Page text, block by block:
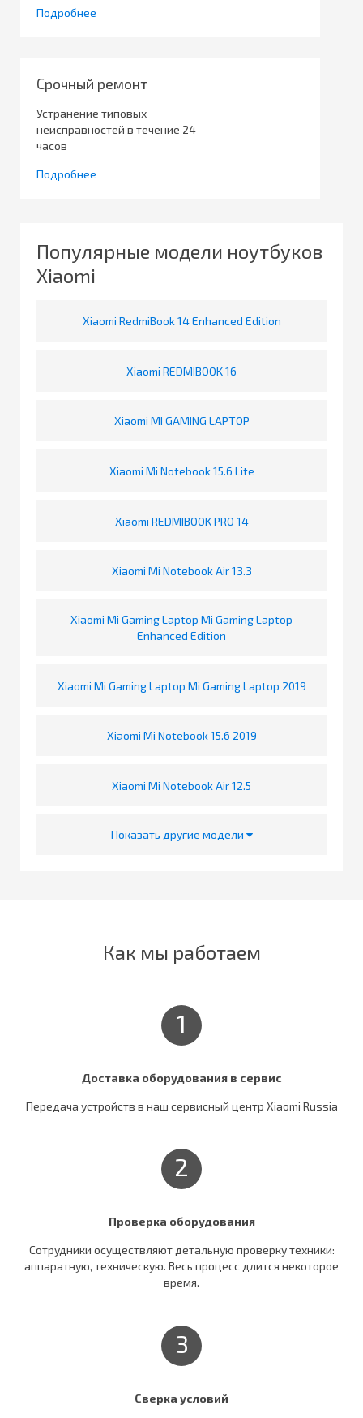
Подробнее
Срочный ремонт
Устранение типовых
неисправностей в течение 24
часов
Подробнее
Популярные модели ноутбуков
Xiaomi
Xiaomi RedmiBook 14 Enhanced Edition
Xiaomi REDMIBOOK 16
Xiaomi MI GAMING LAPTOP
Xiaomi Mi Notebook 15.6 Lite
Xiaomi REDMIBOOK PRO 14
Xiaomi Mi Notebook Air 13.3
Xiaomi Mi Gaming Laptop Mi Gaming Laptop
Enhanced Edition
Xiaomi Mi Gaming Laptop Mi Gaming Laptop 2019
Xiaomi Mi Notebook 15.6 2019
Xiaomi Mi Notebook Air 12.5
Показать другие модели
Как мы работаем
1
Доставка оборудования в сервис
Передача устройств в наш сервисный центр Xiaomi Russia
2
Проверка оборудования
Сотрудники осуществляют детальную проверку техники:
аппаратную, техническую. Весь процесс длится некоторое
время.
3
Сверка условий